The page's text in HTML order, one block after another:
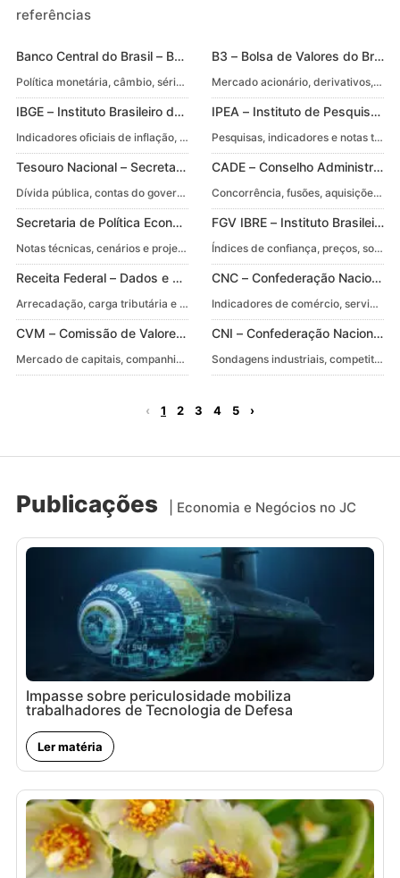
referências
Banco Central do Brasil – BCB
Política monetária, câmbio, séries temporais e dados abertos oficiais.
IBGE – Instituto Brasileiro de Geografia e Estatística
Indicadores oficiais de inflação, PIB, trabalho e rendimento da população.
Tesouro Nacional – Secretaria do Tesouro Nacional
Dívida pública, contas do governo central e relatórios fiscais detalhados.
Secretaria de Política Econômica – SPE/MF
Notas técnicas, cenários e projeções da economia brasileira.
Receita Federal – Dados e Estatísticas
Arrecadação, carga tributária e estatísticas fiscais.
CVM – Comissão de Valores Mobiliários
Mercado de capitais, companhias abertas, fundos e regulação financeira.
B3 – Bolsa de Valores do Brasil
Mercado acionário, derivativos,
IPEA – Instituto de Pesquisa
Pesquisas, indicadores e notas
CADE – Conselho
Concorrência, fusões, aquisições e
FGV IBRE – Instituto Brasileiro
Índices de confiança, preços,
CNC – Confederação Nacional
Indicadores de comércio, serviços,
CNI – Confederação Nacional
Sondagens industriais,
‹ 1 2 3 4 5 ›
Publicações | Economia e Negócios no JC
Impasse sobre periculosidade mobiliza
trabalhadores de Tecnologia de Defesa
Ler matéria